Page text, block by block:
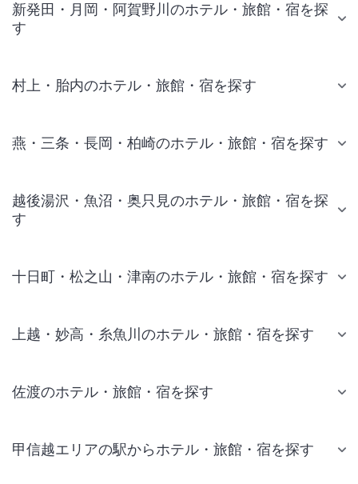
新発田・月岡・阿賀野川のホテル・旅館・宿を探
す
村上・胎内のホテル・旅館・宿を探す
燕・三条・長岡・柏崎のホテル・旅館・宿を探す
越後湯沢・魚沼・奥只見のホテル・旅館・宿を探
す
十日町・松之山・津南のホテル・旅館・宿を探す
上越・妙高・糸魚川のホテル・旅館・宿を探す
佐渡のホテル・旅館・宿を探す
甲信越エリアの駅からホテル・旅館・宿を探す